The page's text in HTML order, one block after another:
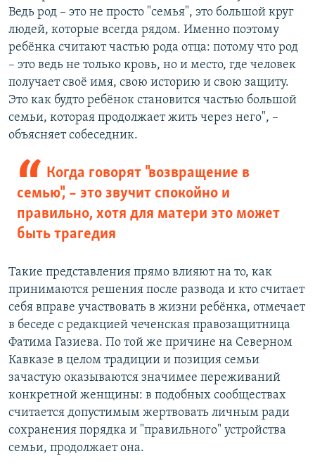
Ведь род – это не просто "семья", это большой круг
людей, которые всегда рядом. Именно поэтому
ребёнка считают частью рода отца: потому что род
– это ведь не только кровь, но и место, где человек
получает своё имя, свою историю и свою защиту.
Это как будто ребёнок становится частью большой
семьи, которая продолжает жить через него", –
объясняет собеседник.
Когда говорят "возвращение в
семью", – это звучит спокойно и
правильно, хотя для матери это может
быть трагедия
Такие представления прямо влияют на то, как
принимаются решения после развода и кто считает
себя вправе участвовать в жизни ребёнка, отмечает
в беседе с редакцией чеченская правозащитница
Фатима Газиева. По той же причине на Северном
Кавказе в целом традиции и позиция семьи
зачастую оказываются значимее переживаний
конкретной женщины: в подобных сообществах
считается допустимым жертвовать личным ради
сохранения порядка и "правильного" устройства
семьи, продолжает она.